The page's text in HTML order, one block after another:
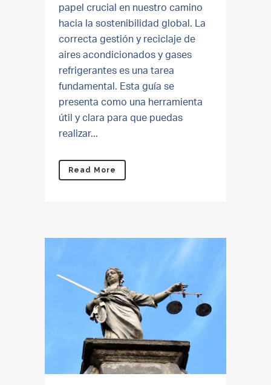
papel crucial en nuestro camino
hacia la sostenibilidad global. La
correcta gestión y reciclaje de
aires acondicionados y gases
refrigerantes es una tarea
fundamental. Esta guía se
presenta como una herramienta
útil y clara para que puedas
realizar...
Read More